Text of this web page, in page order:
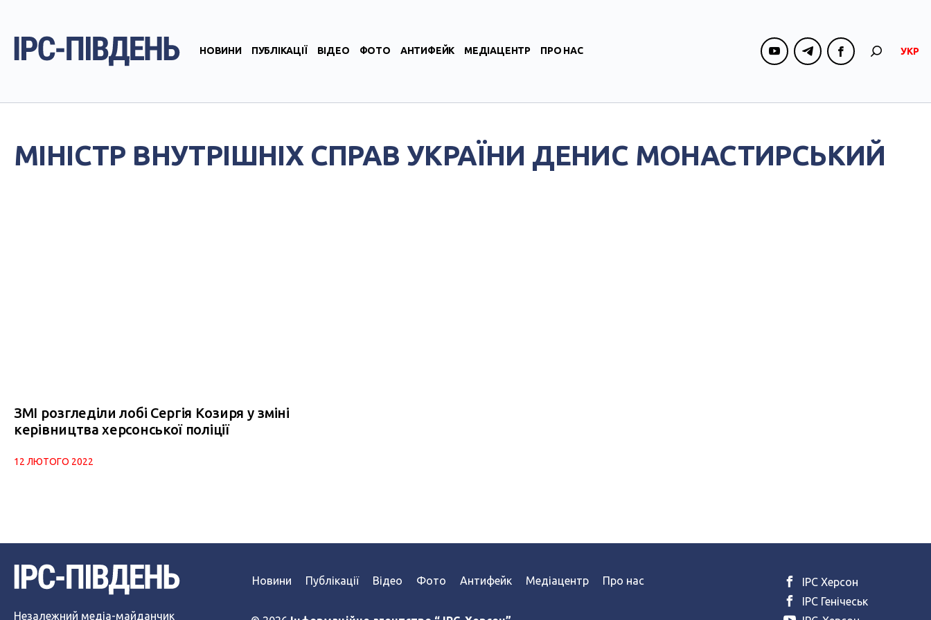
НОВИНИ ПУБЛІКАЦІЇ ВІДЕО ФОТО АНТИФЕЙК МЕДІАЦЕНТР ПРО НАС УКР
МІНІСТР ВНУТРІШНІХ СПРАВ УКРАЇНИ ДЕНИС МОНАСТИРСЬКИЙ
ЗМІ розгледіли лобі Сергія Козиря у зміні
керівництва херсонської поліції
12 ЛЮТОГО 2022
Незалежний медіа-майданчик
Новини Публікації Відео Фото Антифейк Медіацентр Про нас
ІРС Херсон
ІРС Генічеськ